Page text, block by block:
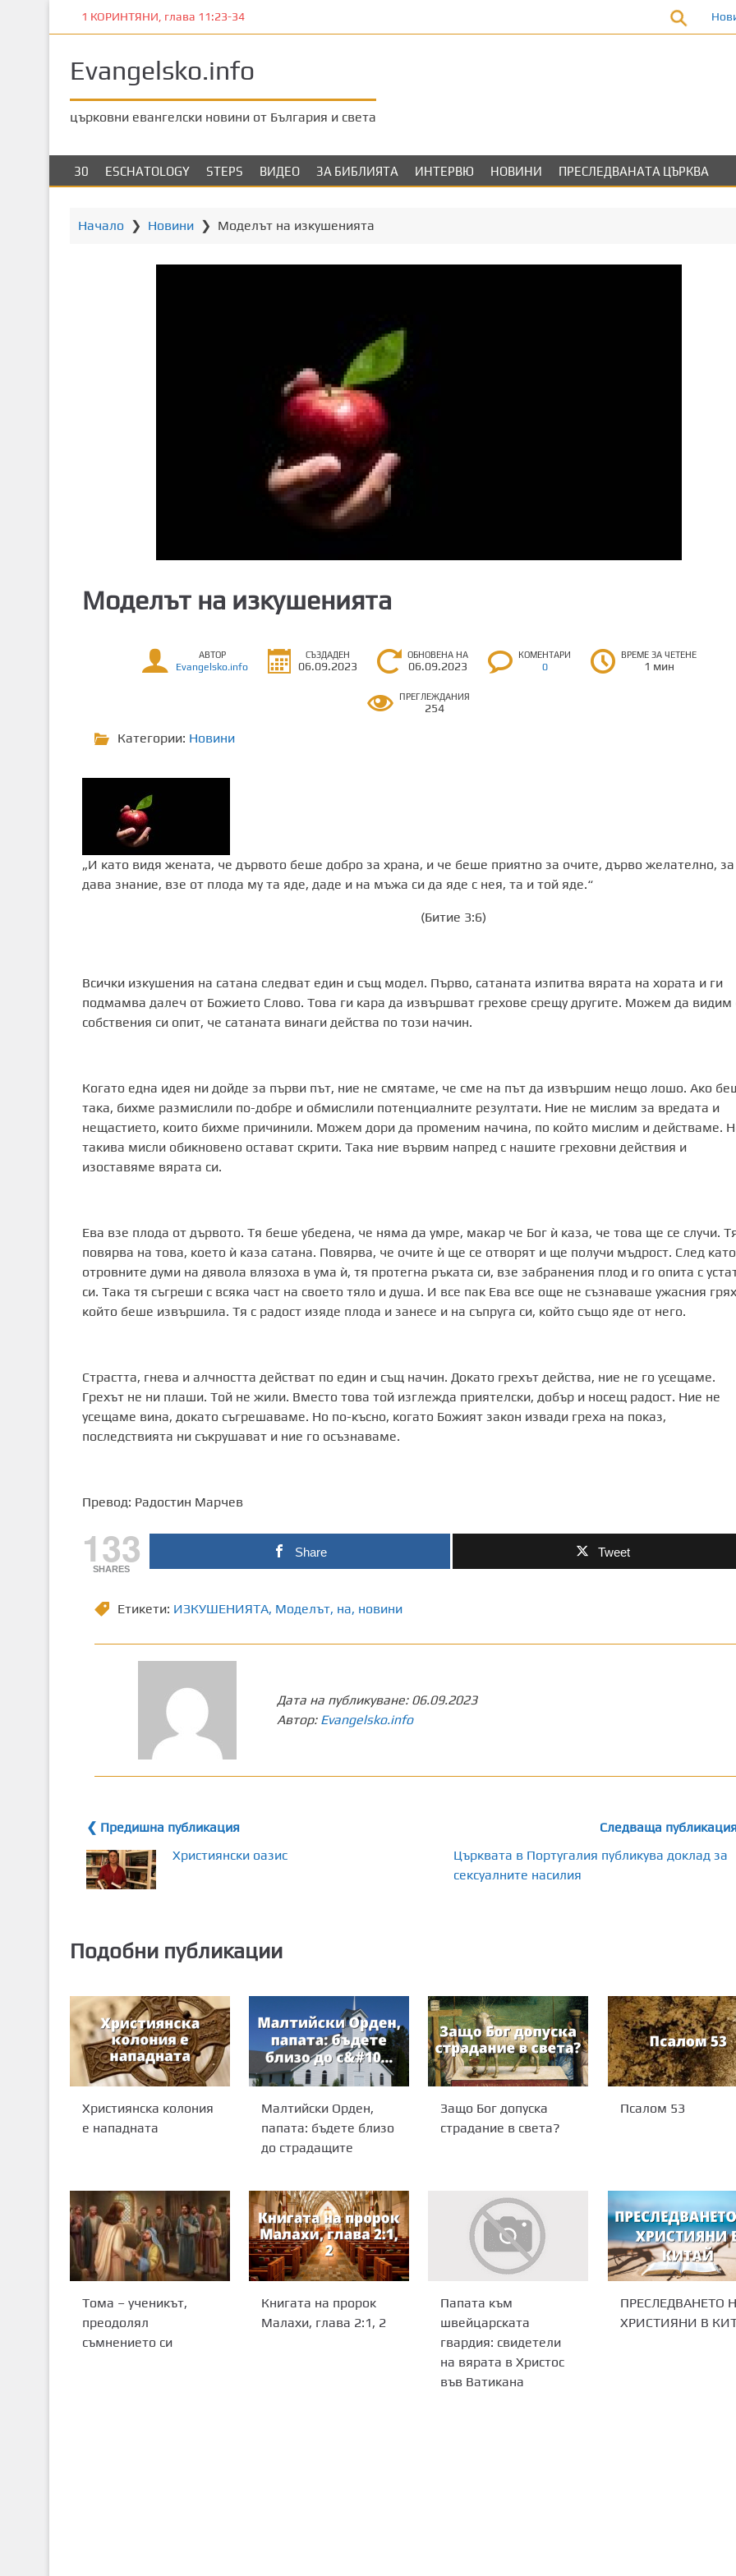
к
1 КОРИНТЯНИ, глава 11:23-34
Evangelsko.info
църковни евангелски новини от България и света
30 ESCHATOLOGY STEPS ВИДЕО ЗА БИБЛИЯТА ИНТЕРВЮ НОВИНИ ПРЕСЛЕДВАНАТА ЦЪРКВА
Начало ❯ Новини❯ Моделът на изкушенията
Моделът на изкушенията
АВТОР
Evangelsko.info
СЪЗДАДЕН
06.09.2023
ОБНОВЕНА НА
06.09.2023
КОМЕНТАРИ
0
ВРЕМЕ ЗА ЧЕТЕНЕ
1 мин
ПРЕГЛЕЖДАНИЯ
254
Категории: Новини
„И като видя жената, че дървото беше добро за храна, и че беше приятно за очите, дърво желателно,
дава знание, взе от плода му та яде, даде и на мъжа си да яде с нея, та и той яде.“
(Битие 3:6)
Всички изкушения на сатана следват един и същ модел. Първо, сатаната изпитва вярата на хората и ги
подмамва далеч от Божието Слово. Това ги кара да извършват грехове срещу другите. Можем да видим
собствения си опит, че сатаната винаги действа по този начин.
Когато една идея ни дойде за първи път, ние не смятаме, че сме на път да извършим нещо лошо. Ако
така, бихме размислили по-добре и обмислили потенциалните резултати. Ние не мислим за вредата и
нещастието, които бихме причинили. Можем дори да променим начина, по който мислим и действаме.
такива мисли обикновено остават скрити. Така ние вървим напред с нашите греховни действия и
изоставяме вярата си.
Ева взе плода от дървото. Тя беше убедена, че няма да умре, макар че Бог ѝ каза, че това ще се случи.
повярва на това, което ѝ каза сатана. Повярва, че очите ѝ ще се отворят и ще получи мъдрост. След като
отровните думи на дявола влязоха в ума ѝ, тя протегна ръката си, взе забранения плод и го опита с
си. Така тя съгреши с всяка част на своето тяло и душа. И все пак Ева все още не съзнаваше ужасния
който беше извършила. Тя с радост изяде плода и занесе и на съпруга си, който също яде от него.
Страстта, гнева и алчността действат по един и същ начин. Докато грехът действа, ние не го усещаме.
Грехът не ни плаши. Той не жили. Вместо това той изглежда приятелски, добър и носещ радост. Ние не
усещаме вина, докато съгрешаваме. Но по-късно, когато Божият закон извади греха на показ,
последствията ни съкрушават и ние го осъзнаваме.
Превод: Радостин Марчев
133
SHARES
Share Tweet
Етикети: ИЗКУШЕНИЯТА, Моделът, на, новини
Дата на публикуване: 06.09.2023
Автор: Evangelsko.info
❮ Предишна публикация
Християнски оазис
Следваща
Църквата в Португалия публикува доклад за
сексуалните насилия
Подобни публикации
Християнска колония
е нападната
Малтийски Орден,
папата: бъдете близо
до страдащите
Защо Бог допуска
страдание в света?
Псалом 53
Тома – ученикът,
преодолял
съмнението си
Книгата на пророк
Малахи, глава 2:1, 2
Папата към
швейцарската
гвардия: свидетели
на вярата в Христос
във Ватикана
ПРЕСЛЕДВАНЕТО
ХРИСТИЯНИ В